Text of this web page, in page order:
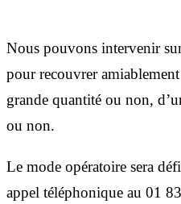
Nous pouvons intervenir
pour recouvrer amiablement
grande quantité ou non,
ou non.
Le mode opératoire sera
appel téléphonique au 01